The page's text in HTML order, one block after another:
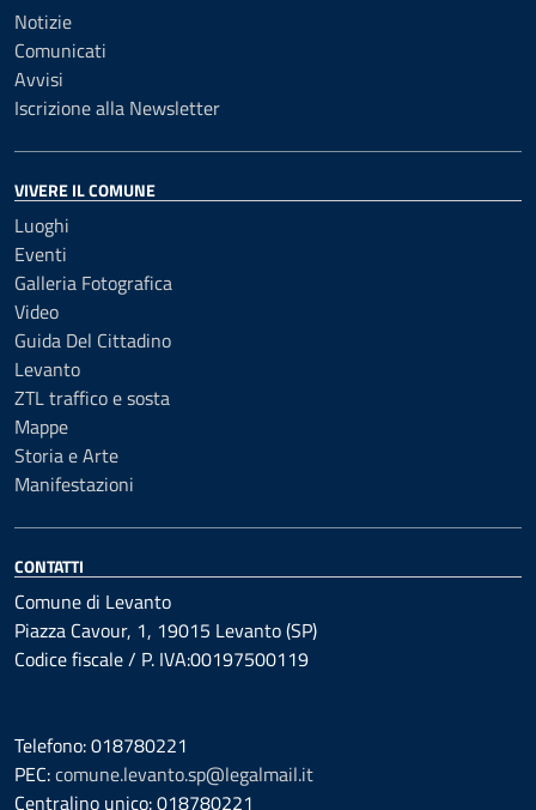
Notizie
Comunicati
Avvisi
Iscrizione alla Newsletter
VIVERE IL COMUNE
Luoghi
Eventi
Galleria Fotografica
Video
Guida Del Cittadino
Levanto
ZTL traffico e sosta
Mappe
Storia e Arte
Manifestazioni
CONTATTI
Comune di Levanto
Piazza Cavour, 1, 19015 Levanto (SP)
Codice fiscale / P. IVA:00197500119
Telefono: 018780221
PEC:comune.levanto.sp@legalmail.it
Centralino unico: 018780221